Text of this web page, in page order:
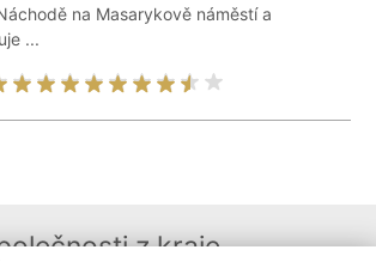
na Masarykově náměstí a
...
z kraje